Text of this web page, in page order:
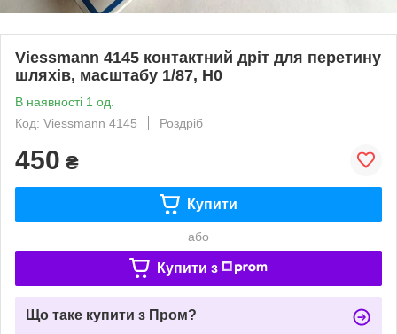
Viessmann 4145 контактний дріт для перетину
шляхів, масштабу 1/87, H0
В наявності 1 од.
Код: Viessmann 4145
Роздріб
450 ₴
Купити
або
Купити з
Що таке купити з Пром?